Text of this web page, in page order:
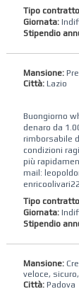
Tipo
Giornata:
Stipendio
Mansione:
Città:Lazio
Buongiorno
denaro da
rimborsabile
condizioni
più
mail:
Tipo
Giornata:
Stipendio
Mansione:
veloce,
Città:Padova